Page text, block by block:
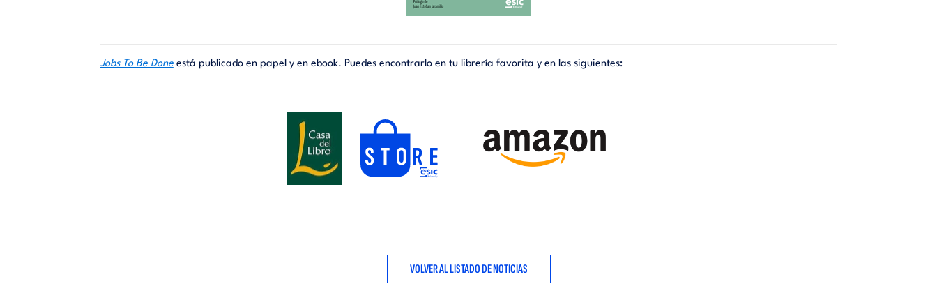
Jobs To Be Doneestá publicado en papel y en ebook. Puedes encontrarlo en tu librería favorita y en las siguientes:
VOLVER AL LISTADO DE NOTICIAS